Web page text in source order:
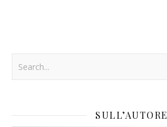
SULL’AUTORE